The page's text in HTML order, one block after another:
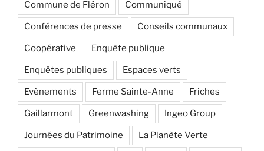
Commune de Fléron Communiqué
Conférences de presse Conseils communaux
Coopérative Enquête publique
Enquêtes publiques Espaces verts
Evènements Ferme Sainte-Anne Friches
Gaillarmont Greenwashing Ingeo Group
Journées du Patrimoine La Planète Verte